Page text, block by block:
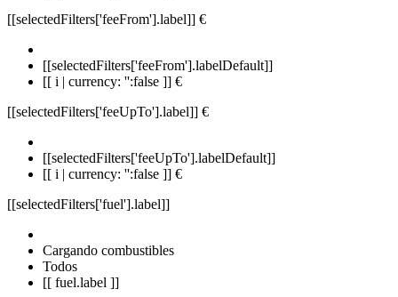
[[selectedFilters['feeFrom'].label]] €
[[selectedFilters['feeFrom'].labelDefault]]
[[ i | currency: '':false ]] €
[[selectedFilters['feeUpTo'].label]] €
[[selectedFilters['feeUpTo'].labelDefault]]
[[ i | currency: '':false ]] €
[[selectedFilters['fuel'].label]]
Cargando combustibles
Todos
[[ fuel.label ]]